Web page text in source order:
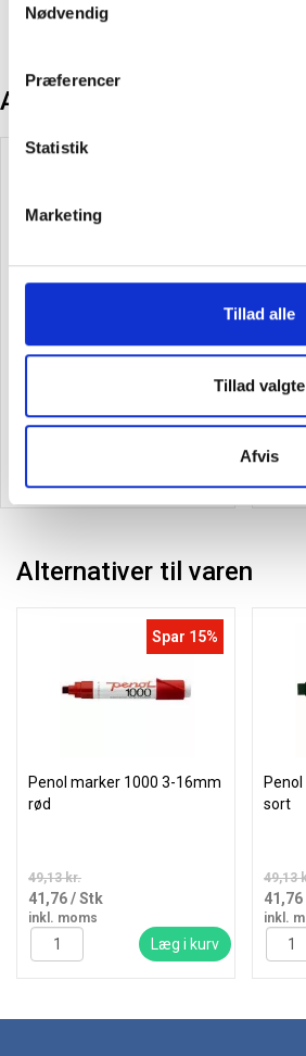
Nødvendig
Præferencer
Statistik
Marketing
Tillad alle
Tillad valgte
Afvis
Andre kunder købte også
12,54/ Stk
Office
17,11
inkl.
Alternativer til varen
Spar 15%
Penol marker 1000 3-16mm
rød
49,13 kr.
41,76/ Stk
inkl. moms
Læg i kurv
sort
49,13
41,76
inkl.